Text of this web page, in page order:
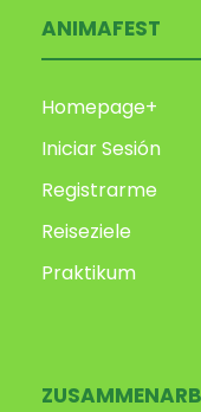
ANIMAFEST
Homepage+
Iniciar Sesión
Registrarme
Reiseziele
Praktikum